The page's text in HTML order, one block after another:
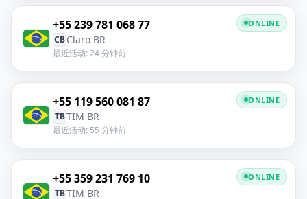
+55 239 781 068 77
CBClaro BR
最近活动: 24 分钟前
ONLINE
+55 119 560 081 87
TBTIM BR
最近活动: 55 分钟前
ONLINE
+55 359 231 769 10
TBTIM BR
ONLINE